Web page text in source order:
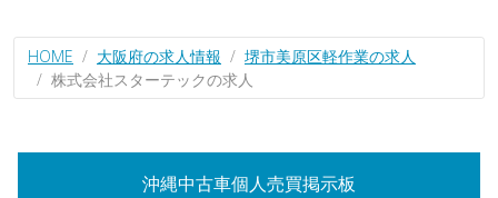
HOME 大阪府の求人情報
堺市美原区軽作業の求人
株式会社スターテックの求人
沖縄中古車個人売買掲示板